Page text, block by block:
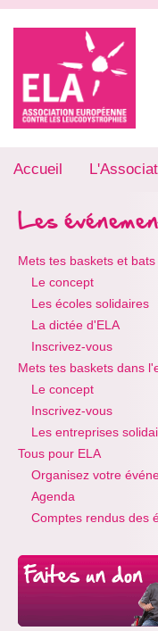
Accueil
Les
Mets tes baskets et
Le concept
Les écoles solidaires
La dictée d'ELA
Inscrivez-vous
Mets tes baskets dans
Le concept
Inscrivez-vous
Les entreprises
Tous pour ELA
Organisez votre
Agenda
Comptes rendus des